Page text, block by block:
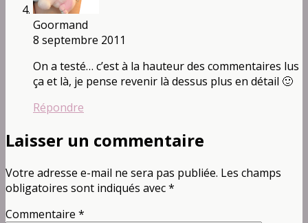
Goormand
8 septembre 2011
On a testé… c’est à la hauteur des commentaires lus
ça et là, je pense revenir là dessus plus en détail 🙂
Répondre
Laisser un commentaire
Votre adresse e-mail ne sera pas publiée. Les champs
obligatoires sont indiqués avec*
Commentaire *